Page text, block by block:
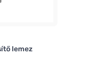
lemez